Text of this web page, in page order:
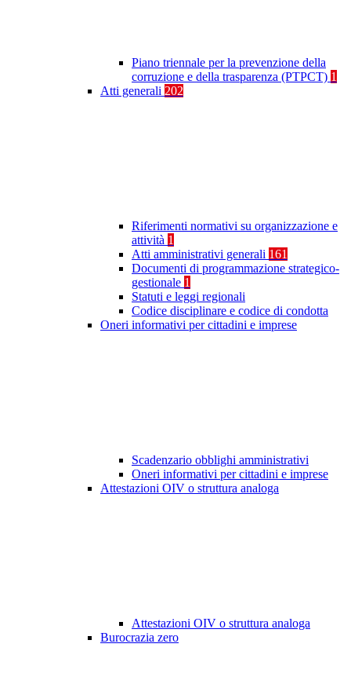
Piano triennale per la prevenzione della
corruzione e della trasparenza (PTPCT) 1
Atti generali 202
Riferimenti normativi su organizzazione e
attività 1
Atti amministrativi generali 161
Documenti di programmazione strategico-
gestionale 1
Statuti e leggi regionali
Codice disciplinare e codice di condotta
Oneri informativi per cittadini e imprese
Scadenzario obblighi amministrativi
Oneri informativi per cittadini e imprese
Attestazioni OIV o struttura analoga
Attestazioni OIV o struttura analoga
Burocrazia zero